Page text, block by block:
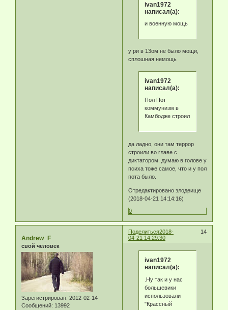
ivan1972
написал(а):
и военную мощь
у ри в 13ом не было мощи,
сплошная немощь
ivan1972
написал(а):
Пол Пот
коммунизм в
Камбодже строил
да ладно, они там террор
строили во главе с
диктатором. думаю в голове у
психа тоже самое, что и у пол
пота было.
Отредактировано злодеище
(2018-04-21 14:14:16)
0
Поделиться 14
2018-
04-21 14:29:30
Andrew_F
свой человек
Зарегистрирован: 2012-02-14
Сообщений: 13992
ivan1972
написал(а):
.Ну так и у нас
большевики
использовали
"Крассный